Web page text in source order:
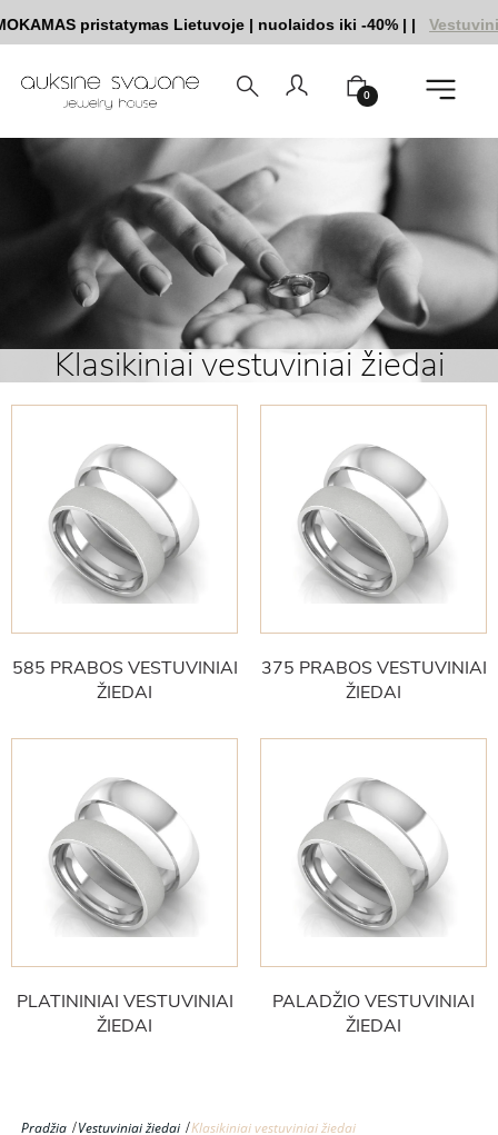
pristatymas Lietuvoje|nuolaidos iki -40%|| Vestuvinių
0
Klasikiniai vestuviniai žiedai
585 PRABOS VESTUVINIAI
ŽIEDAI
375 PRABOS VESTUVINIAI
ŽIEDAI
PLATININIAI VESTUVINIAI
ŽIEDAI
PALADŽIO VESTUVINIAI
ŽIEDAI
Pradžia Vestuviniai žiedai Klasikiniai vestuviniai žiedai